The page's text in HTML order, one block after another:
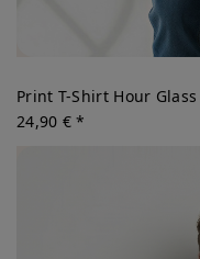
Print T-Shirt Hour Glass
24,90 € *